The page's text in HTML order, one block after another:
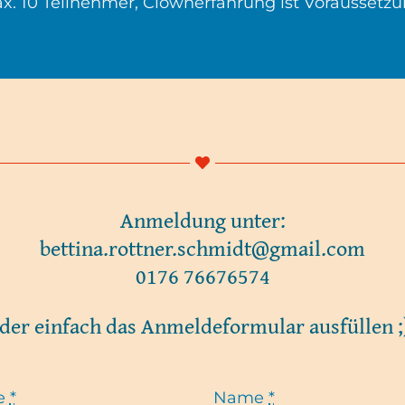
Anmeldung unter:
bettina.rottner.schmidt@gmail.com
0176 76676574
einfach das Anmeldeformular ausfüllen
* Name*